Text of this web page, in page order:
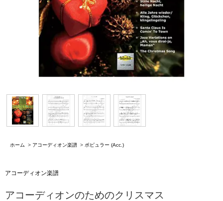
ホーム > アコーディオン楽譜 > ポピュラー (Acc.)
アコーディオン楽譜
アコーディオンのためのクリスマス